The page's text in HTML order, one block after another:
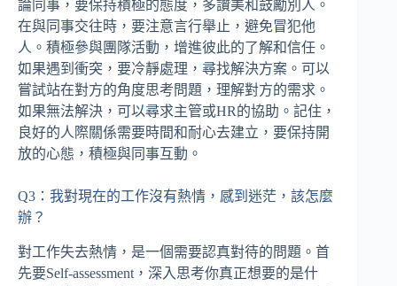
論同事，要保持積極的態度，多讚美和鼓勵別人。
在與同事交往時，要注意言行舉止，避免冒犯他
人。積極參與團隊活動，增進彼此的了解和信任。
如果遇到衝突，要冷靜處理，尋找解決方案。可以
嘗試站在對方的角度思考問題，理解對方的需求。
如果無法解決，可以尋求主管或HR的協助。記住，
良好的人際關係需要時間和耐心去建立，要保持開
放的心態，積極與同事互動。
Q3：我對現在的工作沒有熱情，感到迷茫，該怎麼
辦？
對工作失去熱情，是一個需要認真對待的問題。首
先要Self-assessment，深入思考你真正想要的是什